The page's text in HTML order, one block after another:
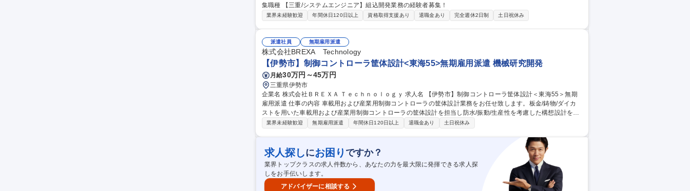
集職種 【三重/システムエンジニア】組込開発業務の経験者募集！
業界未経験歓迎 年間休日120日以上 資格取得支援あり 退職金あり 完全週休2日制 土日祝休み
派遣社員 無期雇用派遣
株式会社BREXA Technology
【伊勢市】制御コントローラ筐体設計<東海55>無期雇用派遣 機械研究開発
月給30万円～45万円
三重県伊勢市
企業名 株式会社ＢＲＥＸＡ Ｔｅｃｈｎｏｌｏｇｙ 求人名 【伊勢市】制御コントローラ筐体設計＜東海55＞無期
雇用派遣 仕事の内容 車載用および産業用制御コントローラの筐体設計業務をお任せ致します。板金/鋳物/ダイカ
ストを用いた車載用および産業用制御コントローラの筐体設計を担当し防水/振動/生産性を考慮した構想設計をご
担当頂きます。 【業務内容】 1．車載用および産業用制御コントローラの筐体設計：板金、鋳物、ダイカストを
境でも正常に動作するように、防水性や耐振動性を考慮した設計を行います。 3．生産性を考慮した設計：効率的
な製造プロセスを実現するために、生産性を最大化する設計を行います。 募集職種 【伊勢市】制御コントローラ
筐体設計＜東海55＞無期雇用派遣
業界未経験歓迎 無期雇用派遣 年間休日120日以上 退職金あり 土日祝休み
求人探しにお困り ですか？
業界トップクラスの求人件数から、あなたの力を最大限に発揮できる求人探
しをお手伝いします。
アドバイザーに相談する